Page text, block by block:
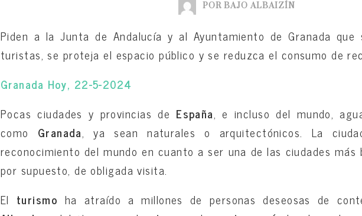
POR BAJO ALBAIZÍN
Piden a la Junta de Andalucía y al Ayuntamiento de Granada
turistas, se proteja el espacio público y se reduzca el consumo de
Granada Hoy, 22-5-2024
Pocas ciudades y provincias de España, e incluso del mundo,
como Granada, ya sean naturales o arquitectónicos. La
reconocimiento del mundo en cuanto a ser una de las ciudades más
por supuesto, de obligada visita.
El turismo ha atraído a millones de personas deseosas de